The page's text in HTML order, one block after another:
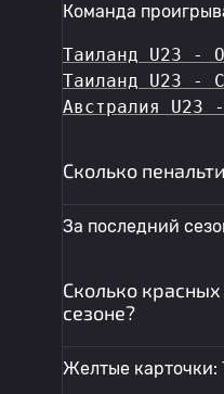
Команда
Таиланд U23 -
Таиланд U23 -
Австралия U23
Сколько
За последний
Сколько
сезоне?
Желтые карточки: